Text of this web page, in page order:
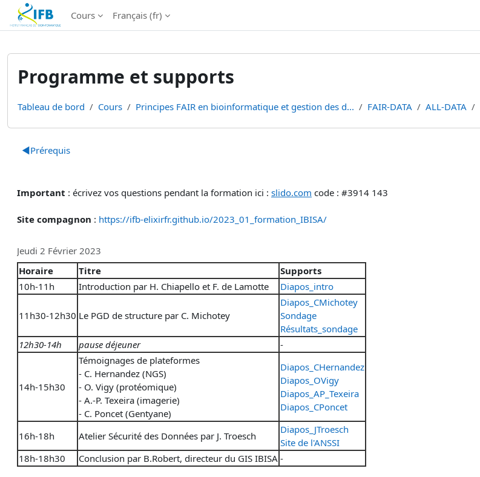
Institut Français de Bioinformatique - Les formations
Passer au contenu principal
Cours Français ‎(fr)‎
Programme et supports
Tableau de bord Cours Principes FAIR en bioinformatique et gestion des d... FAIR-DATA ALL-DATA
Résumé de section
◀︎Prérequis
Important : écrivez vos questions pendant la formation ici : slido.com code : #3914 143
Site compagnon : https://ifb-elixirfr.github.io/2023_01_formation_IBISA/
Jeudi 2 Février 2023
Horaire
Titre
Supports
10h-11h
Introduction par H. Chiapello et F. de Lamotte Diapos_intro
11h30-12h30 Le PGD de structure par C. Michotey
Diapos_CMichotey
Sondage
Résultats_sondage
12h30-14h
pause déjeuner -
14h-15h30
Témoignages de plateformes
- C. Hernandez (NGS)
- O. Vigy (protéomique)
- A.-P. Texeira (imagerie)
- C. Poncet (Gentyane)
Diapos_CHernandez
Diapos_OVigy
Diapos_AP_Texeira
Diapos_CPoncet
16h-18h Atelier Sécurité des Données par J. Troesch
Diapos_JTroesch
Site de l'ANSSI
18h-18h30
Conclusion par B.Robert, directeur du GIS IBISA -